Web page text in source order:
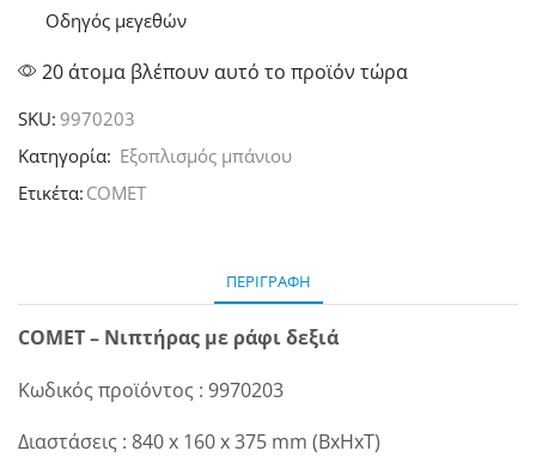
Οδηγός μεγεθών
20 άτομα βλέπουν αυτό το προϊόν τώρα
SKU: 9970203
Κατηγορία: Εξοπλισμός μπάνιου
Ετικέτα: COMET
ΠΕΡΙΓΡΑΦΉ
COMET – Νιπτήρας με ράφι δεξιά
Κωδικός προϊόντος : 9970203
Διαστάσεις : 840 x 160 x 375 mm (BxHxT)